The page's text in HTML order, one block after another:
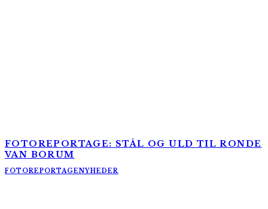
FOTOREPORTAGE: STÅL OG ULD TIL RONDE
VAN BORUM
FOTOREPORTAGENYHEDER